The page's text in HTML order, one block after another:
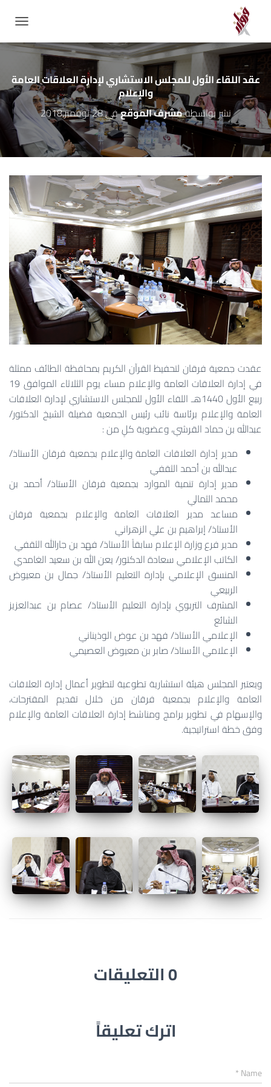
عقد اللقاء الأول للمجلس الاستشاري لإدارة العلاقات العامة
والإعلام
نشر بواسطةمشرف الموقعفي28 نوفمبر,2018
عقدت جمعية فرقان لتحفيظ القرآن الكريم بمحافظة الطائف ممثلة
في إدارة العلاقات العامة والإعلام مساء يوم الثلاثاء الموافق 19
ربيع الأول 1440هـ اللقاء الأول للمجلس الاستشاري لإدارة العلاقات
العامة والإعلام برئاسة نائب رئيس الجمعية فضيلة الشيخ الدكتور/
عبدالله بن حماد القرشي، وعضوية كلٍ من :
مدير إدارة العلاقات العامة والإعلام بجمعية فرقان الأستاذ/
عبدالله بن أحمد الثقفي
مدير إدارة تنمية الموارد بجمعية فرقان الأستاذ/ أحمد بن
محمد الثمالي
مساعد مدير العلاقات العامة والإعلام بجمعية فرقان
الأستاذ/ إبراهيم بن علي الزهراني
مدير فرع وزارة الإعلام سابقاً الأستاذ/ فهد بن جارالله الثقفي
الكاتب الإعلامي سعادة الدكتور/ يعن الله بن سعيد الغامدي
المنسق الإعلامي بإدارة التعليم الأستاذ/ جمال بن معيوض
الربيعي
المشرف التربوي بإدارة التعليم الأستاذ/ عصام بن عبدالعزيز
الشائع
الإعلامي الأستاذ/ فهد بن عوض الوذيناني
الإعلامي الأستاذ/ صابر بن معيوض العصيمي
ويعتبر المجلس هيئة استشارية تطوعية لتطوير أعمال إدارة العلاقات
العامة والإعلام بجمعية فرقان من خلال تقديم المقترحات،
والإسهام في تطوير برامج ومناشط إدارة العلاقات العامة والإعلام
وفق خطة استراتيجية.
0 التعليقات
اترك تعليقاً
Name
*